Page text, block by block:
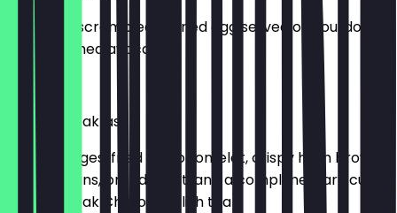
Choice of scrambled or fried egg served on sourdough
with smashed avocado
£ 6,99
English Breakfast
Two sausages, fried egg or omelet, crispy hash browns,
baked beans, bread toast, and a complimentary cup
of tea (Karak Chai or English tea)